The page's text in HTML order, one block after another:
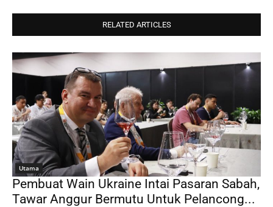
RELATED ARTICLES
Utama
Pembuat Wain Ukraine Intai Pasaran Sabah,
Tawar Anggur Bermutu Untuk Pelancong...